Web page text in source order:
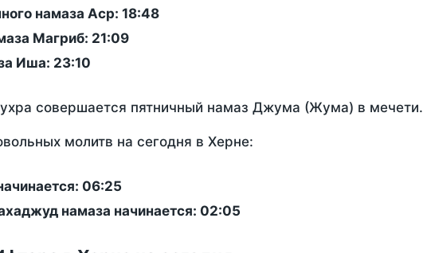
намаза Аср: 18:48
Магриб: 21:09
Иша: 23:10
совершается пятничный намаз Джума (Жума) в мечети.
молитв на сегодня в Херне:
06:25
намаза начинается: 02:05